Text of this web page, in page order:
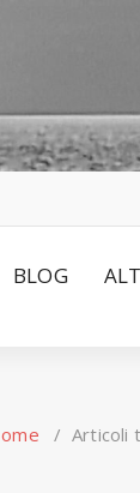
BLOG
/ Articoli